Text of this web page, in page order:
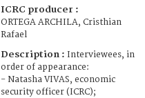
ICRC producer :
ORTEGA ARCHILA, Cristhian
Rafael
Description : Interviewees, in
order of appearance:
- Natasha VIVAS, economic
security officer (ICRC);